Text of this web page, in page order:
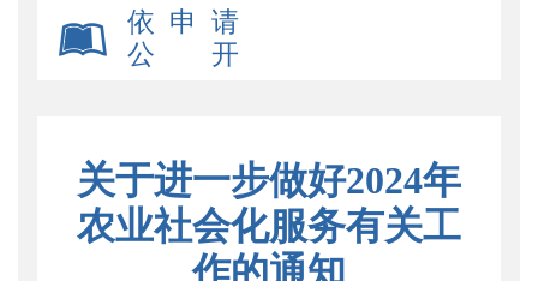
依 申 请
公 开
关于进一步做好2024年
农业社会化服务有关工
作的通知